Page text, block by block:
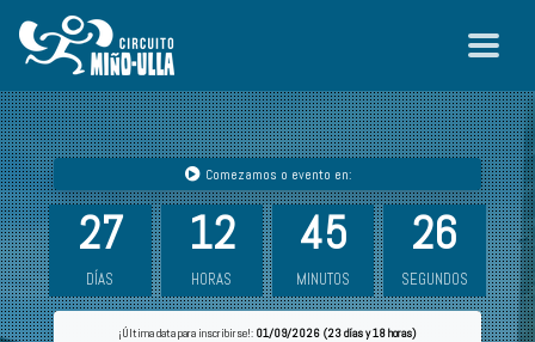
Comezamos o evento en:
27
DÍAS
12
HORAS
45
MINUTOS
25
SEGUNDOS
¡Última data para inscribirse!: 01/09/2026 (23 días y 18 horas)